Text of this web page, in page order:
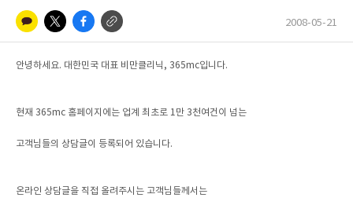
2008-05-21
안녕하세요. 대한민국 대표 비만클리닉, 365mc입니다.
현재 365mc 홈페이지에는 업계 최초로 1만 3천여건이 넘는
고객님들의 상담글이 등록되어 있습니다.
온라인 상담글을 직접 올려주시는 고객님들께서는